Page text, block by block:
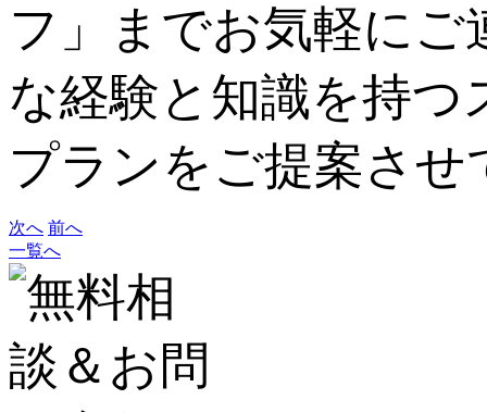
フ」までお気軽に
な経験と知識を持
プランをご提案さ
次へ 前へ
一覧へ